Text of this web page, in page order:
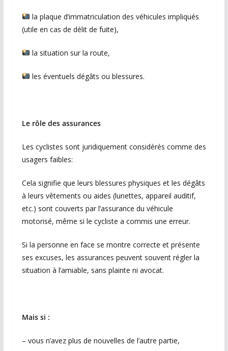
la plaque d’immatriculation des véhicules impliqués
(utile en cas de délit de fuite),
la situation sur la route,
les éventuels dégâts ou blessures.
Le rôle des assurances
Les cyclistes sont juridiquement considérés comme des
usagers faibles:
Cela signifie que leurs blessures physiques et les dégâts
à leurs vêtements ou aides (lunettes, appareil auditif,
etc.) sont couverts par l’assurance du véhicule
motorisé, même si le cycliste a commis une erreur.
Si la personne en face se montre correcte et présente
ses excuses, les assurances peuvent souvent régler la
situation à l’amiable, sans plainte ni avocat.
Mais si :
– vous n’avez plus de nouvelles de l’autre partie,